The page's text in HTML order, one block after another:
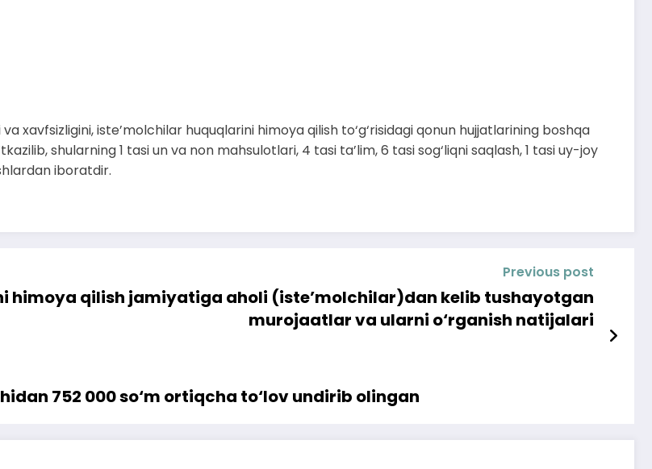
xavfsizligini, iste’molchilar huquqlarini himoya qilish to‘g‘risidagi qonun hujjatlarining boshqa
shularning 1 tasi un va non mahsulotlari, 4 tasi ta’lim, 6 tasi sog‘liqni saqlash, 1 tasi uy-joy
iboratdir.
Previous post
himoya qilish jamiyatiga aholi (iste’molchilar)dan kelib tushayotgan
murojaatlar va ularni o‘rganish natijalari
752 000 so‘m ortiqcha to‘lov undirib olingan